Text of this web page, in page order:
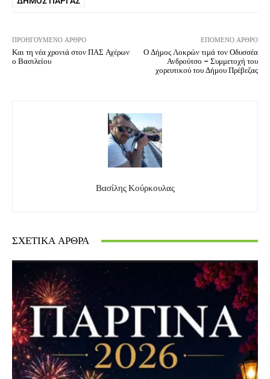
ΠΡΟΗΓΟΎΜΕΝΟ ΆΡΘΡΟ
Και τη νέα χρονιά στον ΠΑΣ Αχέρων
ο Βασιλείου
ΕΠΌΜΕΝΟ ΆΡΘΡΟ
Ο Δήμος Λοκρών τιμά τον Οδυσσέα
Ανδρούτσο – Συμμετοχή του
χορευτικού του Δήμου Πρέβεζας
Βασίλης Κούρκουλας
ΣΧΕΤΙΚΆ ΆΡΘΡΑ